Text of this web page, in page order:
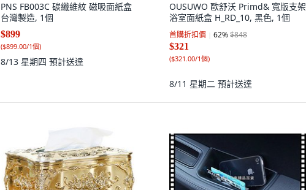
PNS FB003C 碳纖維紋 磁吸面紙盒
台灣製造, 1個
$899
($899.00/1個)
8/13 星期四 預計送達
OUSUWO 歐舒沃 Primd& 寬版支架
浴室面紙盒 H_RD_10, 黑色, 1個
首購折扣價 62%$848
$321
($321.00/1個)
8/11 星期二 預計送達